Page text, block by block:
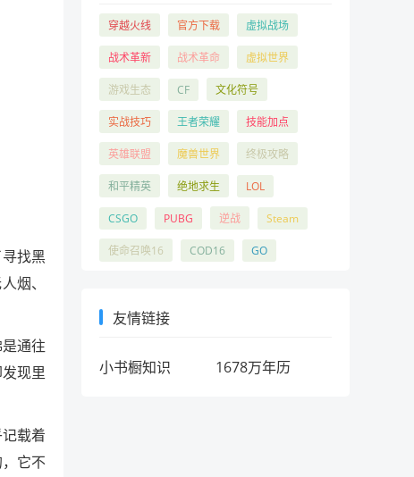
找黑
烟、
通往
现里
载着
它不
穿越火线 官方下载 虚拟战场
战术革新 战术革命 虚拟世界
游戏生态 CF 文化符号
实战技巧 王者荣耀 技能加点
英雄联盟 魔兽世界 终极攻略
和平精英 绝地求生 LOL
CSGO PUBG 逆战 Steam
使命召唤16 COD16 GO
友情链接
小书橱知识 1678万年历